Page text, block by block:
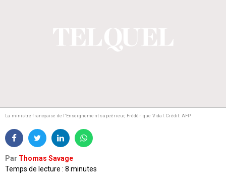
La ministre francçaise de l’Enseignement supeérieur, Frédérique Vidal.Crédit: AFP
Par Thomas Savage
Temps de lecture : 8 minutes